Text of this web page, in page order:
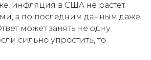
инфляция в США не растет
а по последним данным даже
может занять не одну
сильно упростить, то